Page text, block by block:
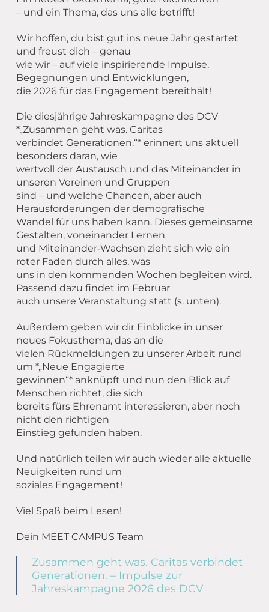
Leitbild
Caritas in Kirchengemeinden
MEET CAMPER (mobiler Infostand)
– und ein Thema, das uns alle betrifft!
Wir hoffen, du bist gut ins neue Jahr gestartet
und freust dich – genau
wie wir – auf viele inspirierende Impulse,
Begegnungen und Entwicklungen,
die 2026 für das Engagement bereithält!
Die diesjährige Jahreskampagne des DCV
*„Zusammen geht was. Caritas
verbindet Generationen.“* erinnert uns aktuell
besonders daran, wie
wertvoll der Austausch und das Miteinander in
unseren Vereinen und Gruppen
sind – und welche Chancen, aber auch
Herausforderungen der demografische
Wandel für uns haben kann. Dieses gemeinsame
Gestalten, voneinander Lernen
und Miteinander‑Wachsen zieht sich wie ein
roter Faden durch alles, was
uns in den kommenden Wochen begleiten wird.
Passend dazu findet im Februar
auch unsere Veranstaltung statt (s. unten).
Außerdem geben wir dir Einblicke in unser
neues Fokusthema, das an die
vielen Rückmeldungen zu unserer Arbeit rund
um *„Neue Engagierte
gewinnen“* anknüpft und nun den Blick auf
Menschen richtet, die sich
bereits fürs Ehrenamt interessieren, aber noch
nicht den richtigen
Einstieg gefunden haben.
Und natürlich teilen wir auch wieder alle aktuelle
Neuigkeiten rund um
soziales Engagement!
Viel Spaß beim Lesen!
Dein MEET CAMPUS Team
Zusammen geht was. Caritas verbindet
Generationen. – Impulse zur
Jahreskampagne 2026 des DCV